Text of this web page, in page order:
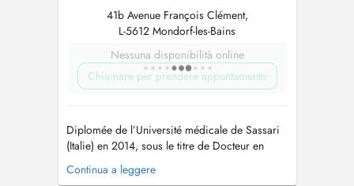
41b Avenue François Clément,
L-5612 Mondorf-les-Bains
Nessuna disponibilità online
Chiamare per prendere appuntamento
Diplomée de l’Université médicale de Sassari
(Italie) en 2014, sous le titre de Docteur en
médecine dentaire et prothèse dentaire.
Pratique clinique à plein temps en Sardaigne
Continua a leggere